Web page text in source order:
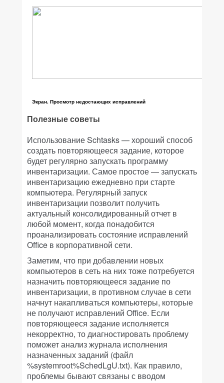
Экран. Просмотр недостающих исправлений
Полезные советы
Использование Schtasks — хороший способ
создать повторяющееся задание, которое
будет регулярно запускать программу
инвентаризации. Самое простое — запускать
инвентаризацию ежедневно при старте
компьютера. Регулярный запуск
инвентаризации позволит получить
актуальный консолидированный отчет в
любой момент, когда понадобится
проанализировать состояние исправлений
Office в корпоративной сети.
Заметим, что при добавлении новых
компьютеров в сеть на них тоже потребуется
назначить повторяющееся задание по
инвентаризации, в противном случае в сети
начнут накапливаться компьютеры, которые
не получают исправлений Office. Если
повторяющееся задание исполняется
некорректно, то диагностировать проблему
поможет анализ журнала исполнения
назначенных заданий (файл
%systemroot%SchedLgU.txt). Как правило,
проблемы бывают связаны с вводом